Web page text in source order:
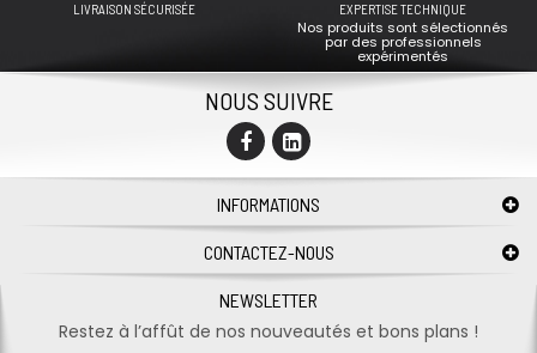
LIVRAISON SÉCURISÉE EXPERTISE TECHNIQUE
Nos produits sont sélectionnés
par des professionnels
expérimentés
NOUS SUIVRE
INFORMATIONS
CONTACTEZ-NOUS
NEWSLETTER
Restez à l’affût de nos nouveautés et bons plans !